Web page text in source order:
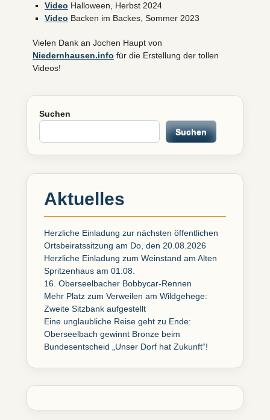
Video Halloween, Herbst 2024
Video Backen im Backes, Sommer 2023
Vielen Dank an Jochen Haupt von
Niedernhausen.info für die Erstellung der tollen
Videos!
Suchen
Suchen
Aktuelles
Herzliche Einladung zur nächsten öffentlichen
Ortsbeiratssitzung am Do, den 20.08.2026
Herzliche Einladung zum Weinstand am Alten
Spritzenhaus am 01.08.
16. Oberseelbacher Bobbycar-Rennen
Mehr Platz zum Verweilen am Wildgehege:
Zweite Sitzbank aufgestellt
Eine unglaubliche Reise geht zu Ende:
Oberseelbach gewinnt Bronze beim
Bundesentscheid „Unser Dorf hat Zukunft“!